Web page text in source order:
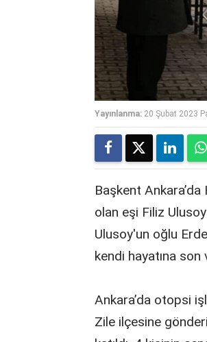
Yayınlanma: 20 Şubat 2023
Başkent
olan eşi Filiz
Ulusoy'un oğlu
kendi hayatına son
Ankara’da otopsi
Zile ilçesine